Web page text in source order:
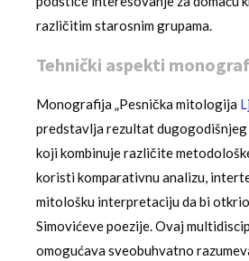
različitim starosnim grupama.
Tehnički aspekti
Monografija „Pesnička mitologija
predstavlja rezultat
koji kombinuje različite
koristi komparativnu analizu,
mitološku interpretaciju da bi
Simovićeve poezije. Ovaj
omogućava sveobuhvatno